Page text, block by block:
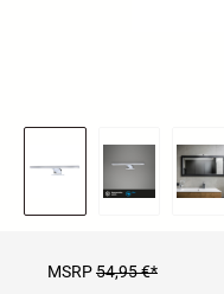
MSRP54,95 €*